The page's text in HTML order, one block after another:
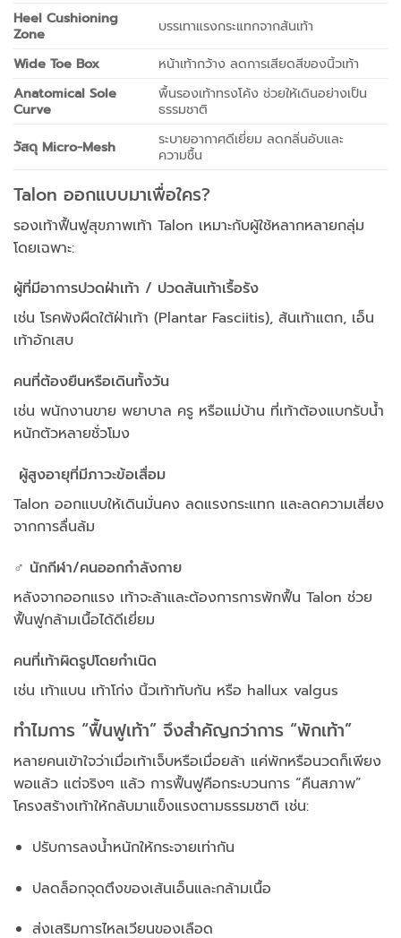
Heel Cushioning
Zone
บรรเทาแรงกระแทกจากส้นเท้า
Wide Toe Box
หน้าเท้ากว้าง ลดการเสียดสีของนิ้วเท้า
Anatomical Sole
Curve
พื้นรองเท้าทรงโค้ง ช่วยให้เดินอย่างเป็น
ธรรมชาติ
วัสดุ Micro-Mesh
ระบายอากาศดีเยี่ยม ลดกลิ่นอับและ
ความชื้น
Talon ออกแบบมาเพื่อใคร?
รองเท้าฟื้นฟูสุขภาพเท้า Talon เหมาะกับผู้ใช้หลากหลายกลุ่ม
โดยเฉพาะ:
ผู้ที่มีอาการปวดฝ่าเท้า / ปวดส้นเท้าเรื้อรัง
เช่น โรคพังผืดใต้ฝ่าเท้า (Plantar Fasciitis), ส้นเท้าแตก, เอ็น
เท้าอักเสบ
คนที่ต้องยืนหรือเดินทั้งวัน
เช่น พนักงานขาย พยาบาล ครู หรือแม่บ้าน ที่เท้าต้องแบกรับน้ำ
หนักตัวหลายชั่วโมง
‍ ผู้สูงอายุที่มีภาวะข้อเสื่อม
Talon ออกแบบให้เดินมั่นคง ลดแรงกระแทก และลดความเสี่ยง
จากการลื่นล้ม
‍♂️ นักกีฬา/คนออกกำลังกาย
หลังจากออกแรง เท้าจะล้าและต้องการการพักฟื้น Talon ช่วย
ฟื้นฟูกล้ามเนื้อได้ดีเยี่ยม
คนที่เท้าผิดรูปโดยกำเนิด
เช่น เท้าแบน เท้าโก่ง นิ้วเท้าทับกัน หรือ hallux valgus
ทำไมการ “ฟื้นฟูเท้า” จึงสำคัญกว่าการ “พักเท้า”
หลายคนเข้าใจว่าเมื่อเท้าเจ็บหรือเมื่อยล้า แค่พักหรือนวดก็เพียง
พอแล้ว แต่จริงๆ แล้ว การฟื้นฟูคือกระบวนการ “คืนสภาพ”
โครงสร้างเท้าให้กลับมาแข็งแรงตามธรรมชาติ เช่น:
ปรับการลงน้ำหนักให้กระจายเท่ากัน
ปลดล็อกจุดตึงของเส้นเอ็นและกล้ามเนื้อ
ส่งเสริมการไหลเวียนของเลือด